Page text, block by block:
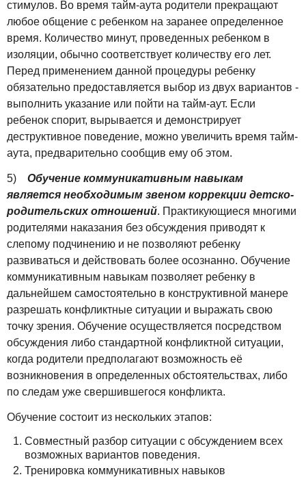
стимулов. Во время тайм-аута родители прекращают
любое общение с ребенком на заранее определенное
время. Количество минут, проведенных ребенком в
изоляции, обычно соответствует количеству его лет.
Перед применением данной процедуры ребенку
обязательно предоставляется выбор из двух вариантов -
выполнить указание или пойти на тайм-аут. Если
ребенок спорит, вырывается и демонстрирует
деструктивное поведение, можно увеличить время тайм-
аута, предварительно сообщив ему об этом.
5) Обучение коммуникативным навыкам
является необходимым звеном коррекции детско-
родительских отношений. Практикующиеся многими
родителями наказания без обсуждения приводят к
слепому подчинению и не позволяют ребенку
развиваться и действовать более осознанно. Обучение
коммуникативным навыкам позволяет ребенку в
дальнейшем самостоятельно в конструктивной манере
разрешать конфликтные ситуации и выражать свою
точку зрения. Обучение осуществляется посредством
обсуждения либо стандартной конфликтной ситуации,
когда родители предполагают возможность её
возникновения в определенных обстоятельствах, либо
по следам уже свершившегося конфликта.
Обучение состоит из нескольких этапов:
Совместный разбор ситуации с обсуждением всех
возможных вариантов поведения.
Тренировка коммуникативных навыков